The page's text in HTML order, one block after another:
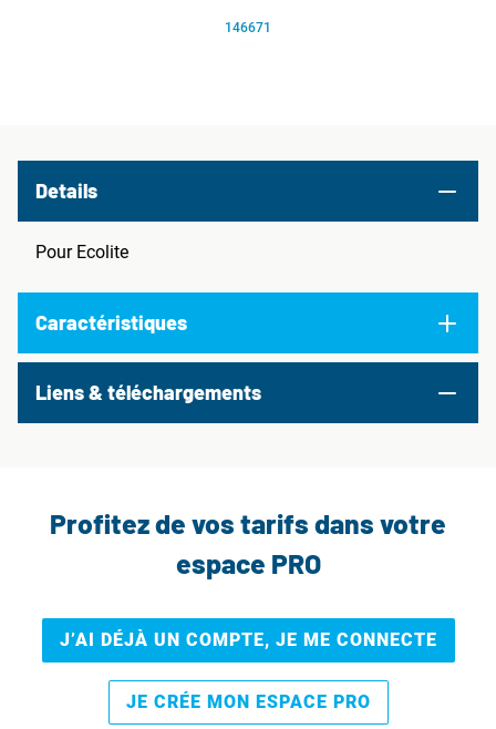
146671
Details
Pour Ecolite
Caractéristiques
Liens & téléchargements
Profitez de vos tarifs dans votre
espace PRO
J’AI DÉJÀ UN COMPTE, JE ME CONNECTE
JE CRÉE MON ESPACE PRO